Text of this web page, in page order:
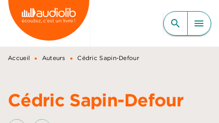
MENU RECHERCHE
CONTENU
PIED DE PAGE
search menu
Accueil • Auteurs • Cédric Sapin-Defour
Cédric Sapin-Defour